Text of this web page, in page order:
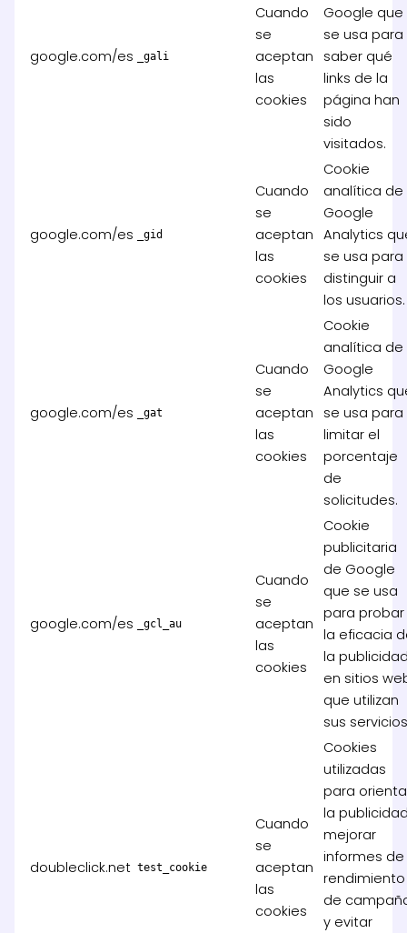
google.com/es _gali
Cuando
se
aceptan
las
cookies
Google que
se usa para
saber qué
links de la
página han
sido
visitados.
google.com/es _gid
Cuando
se
aceptan
las
cookies
Cookie
analítica de
Google
Analytics
se usa para
distinguir a
los usuarios.
google.com/es _gat
Cuando
se
aceptan
las
cookies
Cookie
analítica de
Google
Analytics
se usa para
limitar el
porcentaje
de
solicitudes.
google.com/es _gcl_au
Cuando
se
aceptan
las
cookies
Cookie
publicitaria
de Google
que se usa
para probar
la eficacia
la
en sitios
que utilizan
sus
doubleclick.net test_cookie
Cuando
se
aceptan
las
cookies
Cookies
utilizadas
para
la
mejorar
informes de
rendimiento
de
y evitar